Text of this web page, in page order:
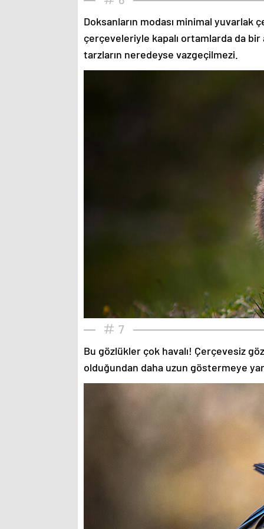
Doksanların modası minimal
çerçeveleriyle kapalı ortamlarda da
tarzların neredeyse vazgeçilmezi.
7
Bu gözlükler çok havalı! Çerçevesiz
olduğundan daha uzun göstermeye